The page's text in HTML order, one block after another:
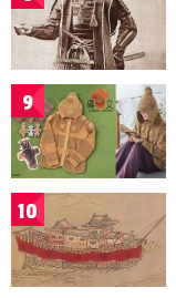
9
10